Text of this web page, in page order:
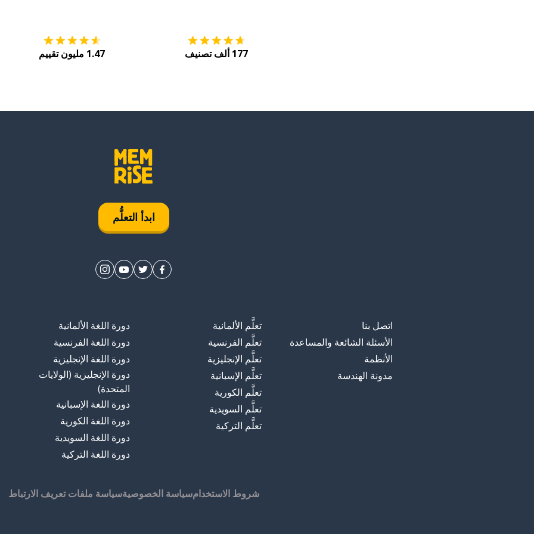
177 ألف تصنيف 1.47 مليون تقييم
ابدأ التعلُّم
اتصل بنا
الأسئلة الشائعة والمساعدة
الأنظمة
مدونة الهندسة
تعلَّم الألمانية
تعلَّم الفرنسية
تعلَّم الإنجليزية
تعلَّم الإسبانية
تعلَّم الكورية
تعلَّم السويدية
تعلَّم التركية
دورة اللغة الألمانية
دورة اللغة الفرنسية
دورة اللغة الإنجليزية
دورة الإنجليزية (الولايات
المتحدة)
دورة اللغة الإسبانية
دورة اللغة الكورية
دورة اللغة السويدية
دورة اللغة التركية
شروط الاستخدامسياسة الخصوصيةسياسة ملفات تعريف الارتباط